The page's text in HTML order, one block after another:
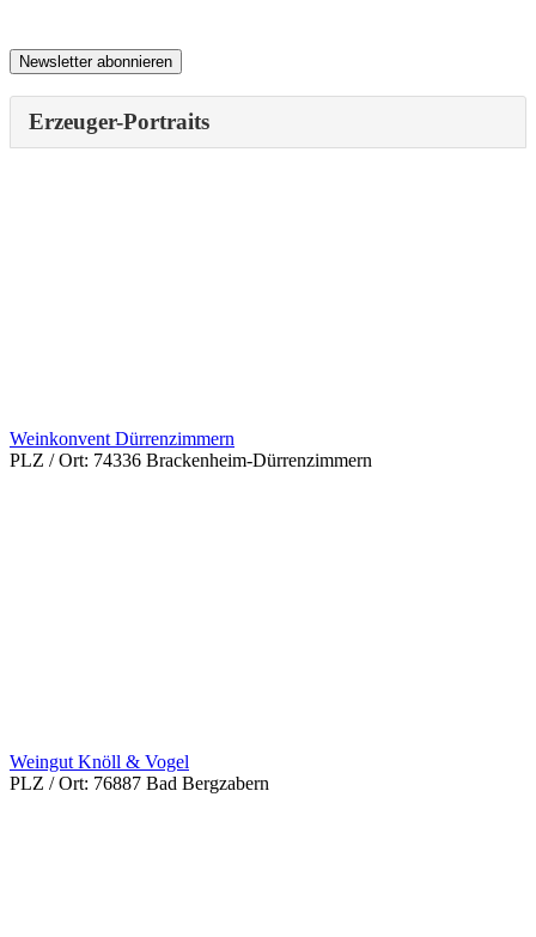
Erzeuger-Portraits
Weinkonvent Dürrenzimmern
PLZ / Ort: 74336 Brackenheim-Dürrenzimmern
Weingut Knöll & Vogel
PLZ / Ort: 76887 Bad Bergzabern